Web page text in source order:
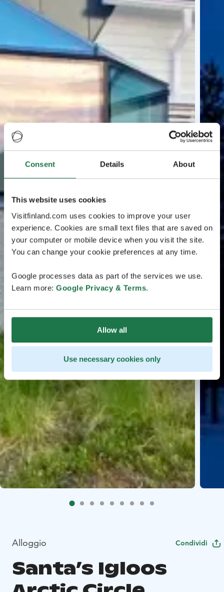
Consent Details About
This website uses cookies
Visitfinland.com uses cookies to improve your user
experience. Cookies are small text files that are saved on
your computer or mobile device when you visit the site.
You can change your cookie preferences at any time.
Google processes data as part of the services we use.
Learn more: Google Privacy & Terms.
Allow all
Use necessary cookies only
Alloggio Condividi
Santa’s Igloos